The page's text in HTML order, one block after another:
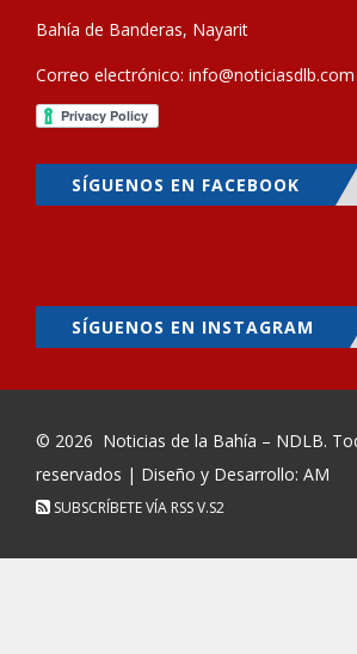
Bahía de Banderas, Nayarit
Correo electrónico: info@noticiasdlb.com
SÍGUENOS EN FACEBOOK
SÍGUENOS EN INSTAGRAM
© 2026 Noticias de la Bahía – NDLB.
reservados | Diseño y Desarrollo: AM
SUBSCRÍBETE VÍA RSSV.S2